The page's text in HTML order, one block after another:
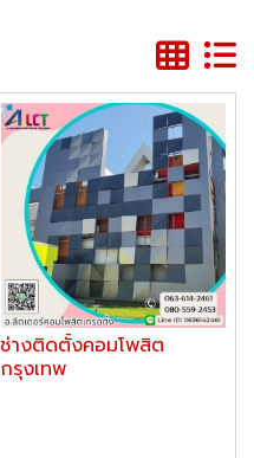
ช่างติดตั้งคอมโพสิต
กรุงเทพ